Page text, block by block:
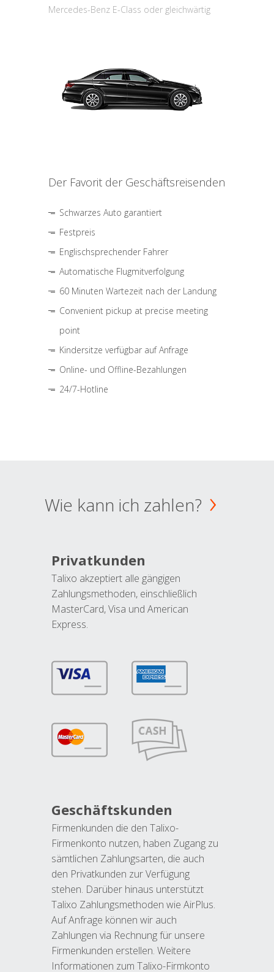
Mercedes-Benz E-Class oder gleichwärtig
Der Favorit der Geschäftsreisenden
Schwarzes Auto garantiert
Festpreis
Englischsprechender Fahrer
Automatische Flugmitverfolgung
60 Minuten Wartezeit nach der Landung
Convenient pickup at precise meeting
point
Kindersitze verfügbar auf Anfrage
Online- und Offline-Bezahlungen
24/7-Hotline
Wie kann ich zahlen?
Privatkunden
Talixo akzeptiert alle gängigen
Zahlungsmethoden, einschließlich
MasterCard, Visa und American
Express.
Geschäftskunden
Firmenkunden die den Talixo-
Firmenkonto nutzen, haben Zugang zu
sämtlichen Zahlungsarten, die auch
den Privatkunden zur Verfügung
stehen. Darüber hinaus unterstützt
Talixo Zahlungsmethoden wie AirPlus.
Auf Anfrage können wir auch
Zahlungen via Rechnung für unsere
Firmenkunden erstellen. Weitere
Informationen zum Talixo-Firmkonto